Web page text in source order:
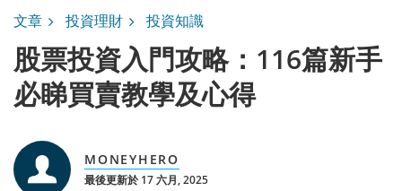
文章 投資理財 投資知識
股票投資入門攻略：116篇新手
必睇買賣教學及心得
MONEYHERO
最後更新於 17 六月, 2025